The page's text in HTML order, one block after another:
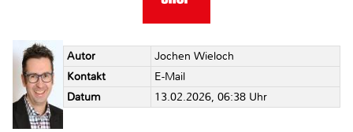
Autor
Jochen Wieloch
Kontakt
E-Mail
Datum
13.02.2026, 06:38 Uhr